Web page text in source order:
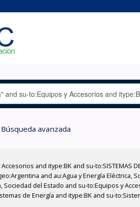
Búsqueda avanzada
and itype:BK and su-to:SISTEMAS
and au:Agua y Energía Eléctrica,
del Estado and su-to:Equipos y
de Energía and itype:BK and su-